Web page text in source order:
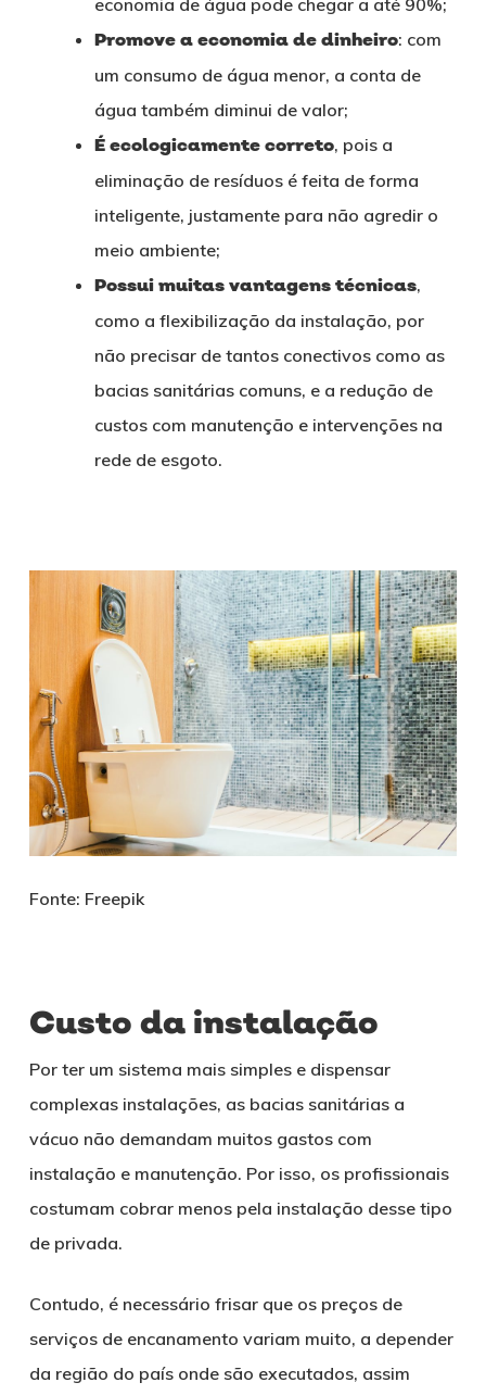
Promove a economia de dinheiro: com
um consumo de água menor, a conta de
água também diminui de valor;
É ecologicamente correto, pois a
eliminação de resíduos é feita de forma
inteligente, justamente para não agredir o
meio ambiente;
Possui muitas vantagens técnicas,
como a flexibilização da instalação, por
não precisar de tantos conectivos como as
bacias sanitárias comuns, e a redução de
custos com manutenção e intervenções na
rede de esgoto.
Fonte: Freepik
Custo da instalação
Por ter um sistema mais simples e dispensar
complexas instalações, as bacias sanitárias a
vácuo não demandam muitos gastos com
instalação e manutenção. Por isso, os profissionais
costumam cobrar menos pela instalação desse tipo
de privada.
Contudo, é necessário frisar que os preços de
serviços de encanamento variam muito, a depender
da região do país onde são executados, assim